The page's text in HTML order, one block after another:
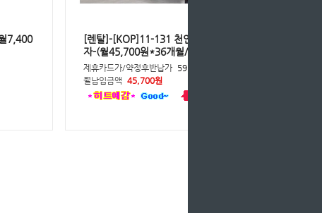
7,400
[렌탈]-[KOP]11-131 천연가죽장군의
자-(월45,700원*36개월/등록비면제)
제휴카드가/약정후반납가 59,400원
월납입금액 45,700원